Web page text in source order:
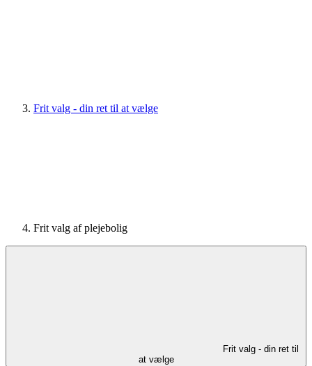
Frit valg - din ret til at vælge
Frit valg af plejebolig
Frit valg - din ret til
at vælge